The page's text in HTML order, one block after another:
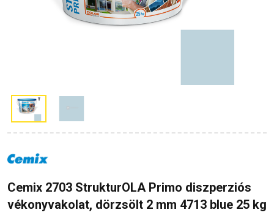
Cemix 2703 StrukturOLA Primo diszperziós
vékonyvakolat, dörzsölt 2 mm 4713 blue 25 kg